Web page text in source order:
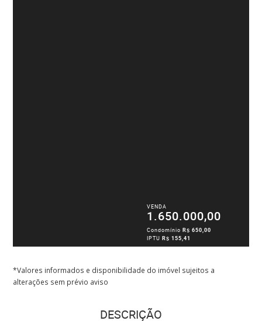
VENDA
1.650.000,00
CondomínioR$ 650,00
IPTUR$ 155,41
*Valores informados e disponibilidade do imóvel sujeitos a
alterações sem prévio aviso
DESCRIÇÃO